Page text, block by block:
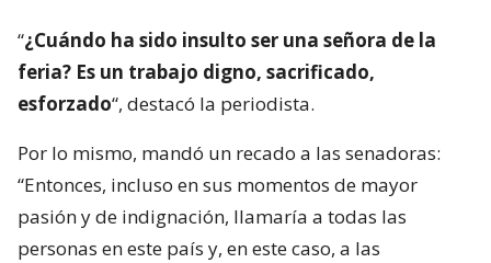
“¿Cuándo ha sido insulto ser una señora de la
feria? Es un trabajo digno, sacrificado,
esforzado“, destacó la periodista.
Por lo mismo, mandó un recado a las senadoras:
“Entonces, incluso en sus momentos de mayor
pasión y de indignación, llamaría a todas las
personas en este país y, en este caso, a las